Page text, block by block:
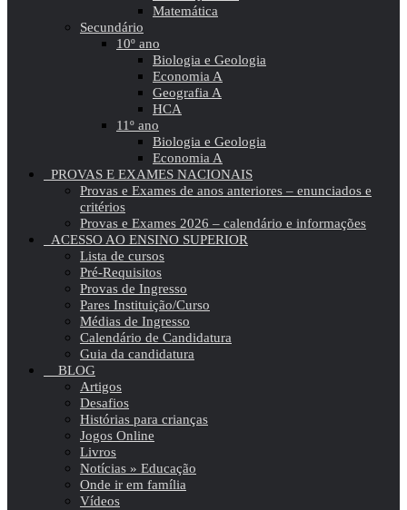
Matemática
Secundário
10º ano
Biologia e Geologia
Economia A
Geografia A
HCA
11º ano
Biologia e Geologia
Economia A
PROVAS E EXAMES NACIONAIS
Provas e Exames de anos anteriores – enunciados e
critérios
Provas e Exames 2026 – calendário e informações
ACESSO AO ENSINO SUPERIOR
Lista de cursos
Pré-Requisitos
Provas de Ingresso
Pares Instituição/Curso
Médias de Ingresso
Calendário de Candidatura
Guia da candidatura
BLOG
Artigos
Desafios
Histórias para crianças
Jogos Online
Livros
Notícias » Educação
Onde ir em família
Vídeos